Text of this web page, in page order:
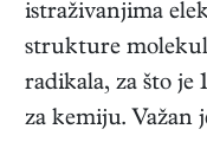
istraživanjima
strukture
radikala, za što je
za kemiju. Važan